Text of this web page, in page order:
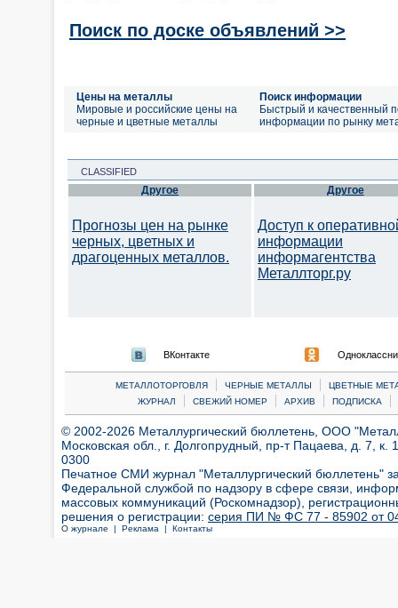
Поиск по доске объявлений >>
Цены на металлы
Мировые и российские цены на
черные и цветные металлы
Поиск информации
Быстрый и качественный
информации по рынку
CLASSIFIED
Другое
Прогнозы цен на рынке
черных, цветных и
драгоценных металлов.
Другое
Доступ к
информации
информагентства
Металлторг.ру
ВКонтакте
МЕТАЛЛОТОРГОВЛЯ | ЧЕРНЫЕ МЕТАЛЛЫ |
ЦВЕТНЫЕ
ЖУРНАЛ
| СВЕЖИЙ НОМЕР | АРХИВ | ПОДПИСКА |
© 2002-2026 Металлургический бюллетень, ООО
Московская обл., г. Долгопрудный, пр-т Пацаева, д. 7,
0300
Печатное СМИ журнал "Металлургический бюллетень"
Федеральной службой по надзору в сфере связи,
массовых коммуникаций (Роскомнадзор),
решения о регистрации: серия ПИ № ФС 77 - 85902 от 04
О журнале | Реклама | Контакты